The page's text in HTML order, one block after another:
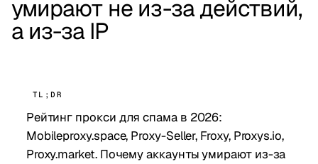
умирают не из-за действий,
а из-за IP
TL;DR
Рейтинг прокси для спама в 2026:
Mobileproxy.space, Proxy-Seller, Froxy, Proxys.io,
Proxy.market. Почему аккаунты умирают из-за